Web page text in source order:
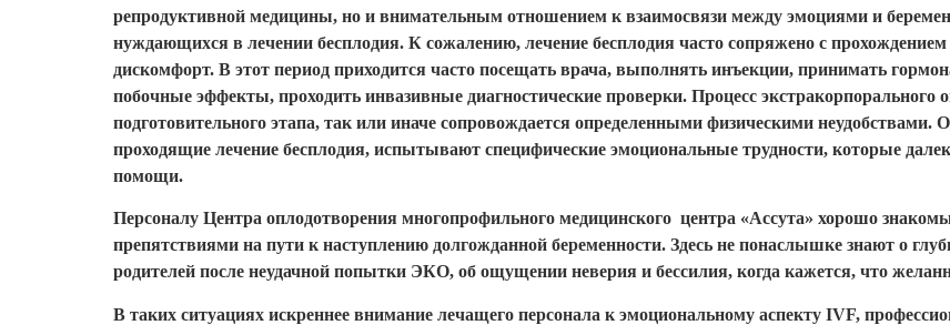
репродуктивной медицины, но и внимательным отношением к взаимосвязи между эмоциями и
нуждающихся в лечении бесплодия. К сожалению, лечение бесплодия часто сопряжено с
дискомфорт. В этот период приходится часто посещать врача, выполнять инъекции, принимать
побочные эффекты, проходить инвазивные диагностические проверки. Процесс
подготовительного этапа, так или иначе сопровождается определенными физическими
проходящие лечение бесплодия, испытывают специфические эмоциональные трудности, которые
помощи.
Персоналу Центра оплодотворения многопрофильного медицинского центра «Ассута» хорошо
препятствиями на пути к наступлению долгожданной беременности. Здесь не понаслышке знают о
родителей после неудачной попытки ЭКО, об ощущении неверия и бессилия, когда кажется, что
В таких ситуациях искреннее внимание лечащего персонала к эмоциональному аспекту IVF,